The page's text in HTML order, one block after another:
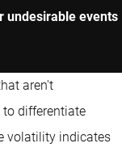
undesirable events
aren't
to differentiate
volatility indicates